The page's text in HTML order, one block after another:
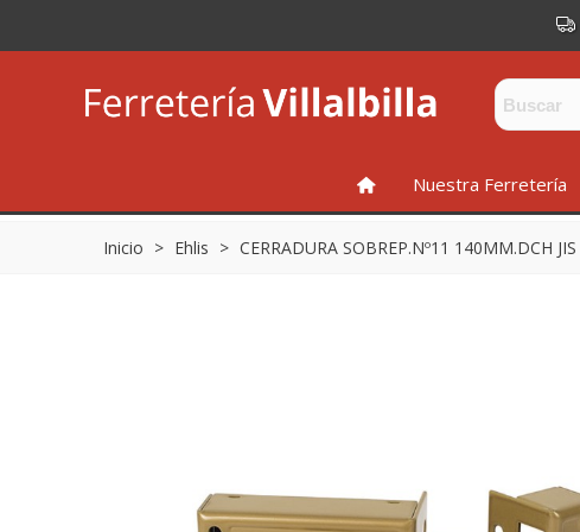
INICIONuestra Ferretería
Inicio > Ehlis > CERRADURA SOBREP.Nº11 140MM.DCH JIS